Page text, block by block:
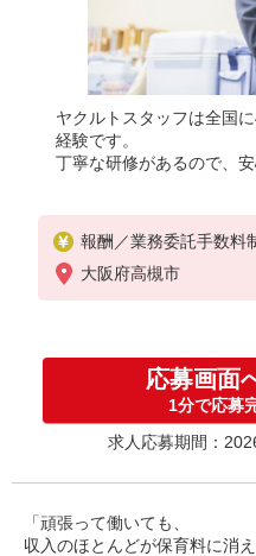
ヤクルトスタッフは全国
経験です。
丁寧な研修があるので、安
報酬／業務委託手数料
◎扶養範囲内OK
◎扶養範囲を超えた高
※収入補償／月10万円
◆商品買取り・ノルマ
※研修期間／15日間／
収入保障期間：12か月
大阪府高槻市
応募画面
1分で応募
求人応募期間：
「頑張って働いても、
収入のほとんどが保育料に消え